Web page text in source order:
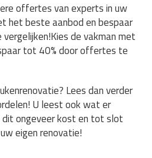
offertes van experts in uw
het beste aanbod en bespaar
de vakman met
tot 40% door offertes te
Lees dan verder
U leest ook wat er
ongeveer kost en tot slot
eigen renovatie!